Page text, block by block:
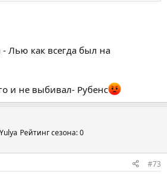
Лью как всегда был на
и не выбивал- Рубенс
Рейтинг сезона: 0
#73